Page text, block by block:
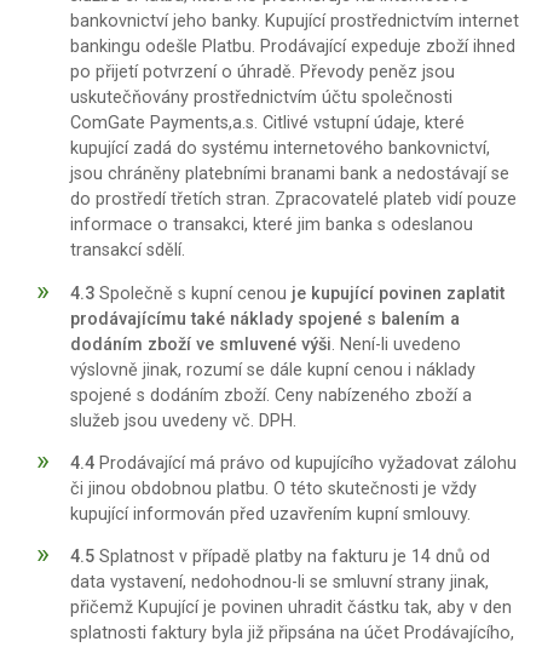
bankovnictví jeho banky. Kupující prostřednictvím internet
bankingu odešle Platbu. Prodávající expeduje zboží ihned
po přijetí potvrzení o úhradě. Převody peněz jsou
uskutečňovány prostřednictvím účtu společnosti
ComGate Payments,a.s. Citlivé vstupní údaje, které
kupující zadá do systému internetového bankovnictví,
jsou chráněny platebními branami bank a nedostávají se
do prostředí třetích stran. Zpracovatelé plateb vidí pouze
informace o transakci, které jim banka s odeslanou
transakcí sdělí.
4.3 Společně s kupní cenou je kupující povinen zaplatit
prodávajícímu také náklady spojené s balením a
dodáním zboží ve smluvené výši. Není-li uvedeno
výslovně jinak, rozumí se dále kupní cenou i náklady
spojené s dodáním zboží. Ceny nabízeného zboží a
služeb jsou uvedeny vč. DPH.
4.4 Prodávající má právo od kupujícího vyžadovat zálohu
či jinou obdobnou platbu. O této skutečnosti je vždy
kupující informován před uzavřením kupní smlouvy.
4.5 Splatnost v případě platby na fakturu je 14 dnů od
data vystavení, nedohodnou-li se smluvní strany jinak,
přičemž Kupující je povinen uhradit částku tak, aby v den
splatnosti faktury byla již připsána na účet Prodávajícího,